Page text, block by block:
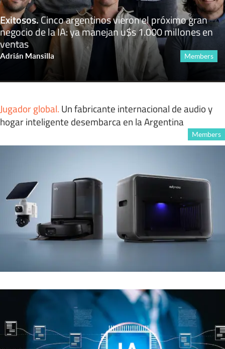
Exitosos.Cinco argentinos vieron el próximo gran
negocio de la IA: ya manejan u$s 1.000 millones en
ventas
Adrián Mansilla Members
Jugador global. Un fabricante internacional de audio y
hogar inteligente desembarca en la Argentina
Members